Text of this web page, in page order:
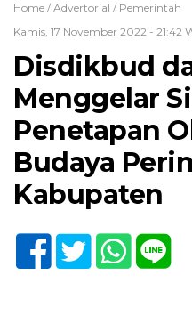
Home / Advertorial / Pemerintah
Kamis, 17 November 2022 - 21:42
Disdikbud
Menggelar
Penetapan
Budaya
Kabupaten